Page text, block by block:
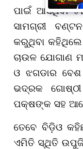
ପାଇଁ ଆସିଥିବା
ସାମଗ୍ରୀ
କରୁଥିବା
ଚାଉଳ ଯୋଗାଣ
ଓ ଝଗଡାର
ଭଦ୍ରକ
ପକ୍ଷଙ୍କ ସହ
ତେବେ ବିଡ଼ିଓ
ଏମିତି ସ୍ଥିତି